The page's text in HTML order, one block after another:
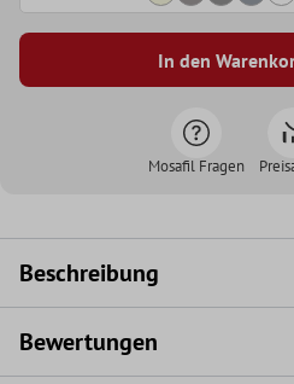
In den
Mosafil Fragen
Beschreibung
Bewertungen